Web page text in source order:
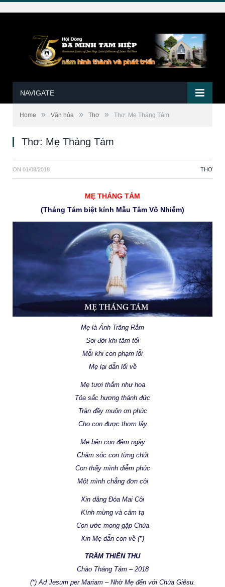
NAVIGATE
Home » Văn hóa » Thơ » Thơ: Mẹ Tháng Tám
Thơ: Mẹ Tháng Tám
ON 01/08/2018 THƠ
MẸ THÁNG TÁM
(Tháng Tám biệt kính Mẫu Tâm Vô Nhiễm)
Mẹ là Ánh Trăng Rằm
Soi đời khi tăm tối
Mỗi khi con phạm lỗi
Mẹ lại dẫn lối về
Mẹ tươi thắm như hoa
Tỏa sắc hương thánh đức
Tràn đầy muôn ơn phúc
Cho con được thơm lây
Mẹ bên con đêm ngày
Chăm sóc con từng chút
Con thấy mình diễm phúc
Một mình chẳng đơn côi
Xin dâng Đóa Mai Côi
Kính mừng và cảm tạ
Con ước mong gặp Chúa
Xin Mẹ dẫn con về (*)
TRẦM THIÊN THU
Chào Tháng Tám – 2018
(*) Ad Jesum per Mariam – Nhờ Mẹ đến với Chúa Giêsu.